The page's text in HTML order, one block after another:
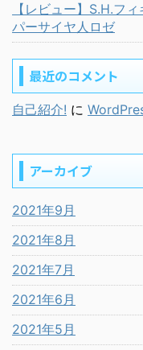
【レビュー】S.H.
パーサイヤ人ロゼ
最近のコメント
自己紹介! に
アーカイブ
2021年9月
2021年8月
2021年7月
2021年6月
2021年5月